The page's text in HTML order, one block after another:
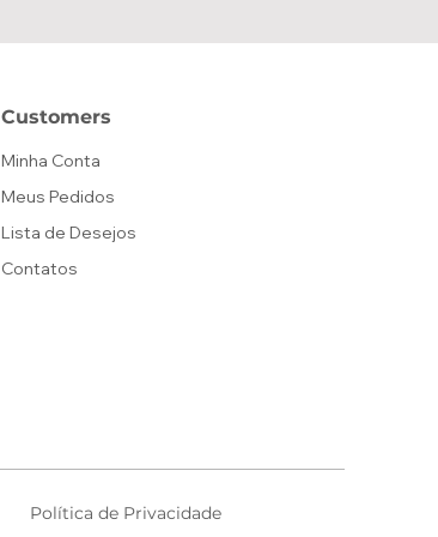
Customers
Minha Conta
Meus Pedidos
Lista de Desejos
Contatos
Política de Privacidade